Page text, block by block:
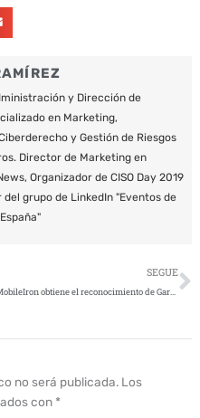
y Dirección de
en Marketing,
y Gestión de Riesgos
Director de Marketing en
Organizador de CISO Day 2019
grupo de LinkedIn "Eventos de
SEGUE
MobileIron obtiene el reconocimiento de Gartner por sus “Capacidades Críticas para las Herramientas de Administración Unificada de Puntos de Conexión”
no será publicada. Los
con *